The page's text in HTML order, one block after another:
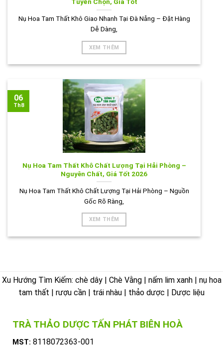
Nụ Hoa Tam Thất Khô Giao Nhanh Tại Đà Nẵng – Đặt Hàng
Dễ Dàng,
XEM THÊM
Nụ Hoa Tam Thất Khô Chất Lượng Tại Hải Phòng –
Nguyên Chất, Giá Tốt 2026
Nụ Hoa Tam Thất Khô Chất Lượng Tại Hải Phòng – Nguồn
Gốc Rõ Ràng,
XEM THÊM
06
Th8
Xu Hướng Tìm Kiếm: chè dây | Chè Vằng | nấm lim xanh | nụ hoa
tam thất | rượu cần | trái nhàu | thảo dược | Dược liệu
TRÀ THẢO DƯỢC TẤN PHÁT BIÊN HOÀ
MST: 8118072363-001